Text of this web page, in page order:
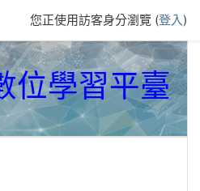
您正使用訪客身分瀏覽 (登入)
位學習平臺